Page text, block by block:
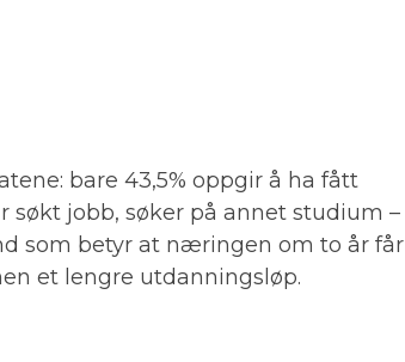
bare 43,5% oppgir å ha fått
søkt jobb, søker på annet studium –
som betyr at næringen om to år får
et lengre utdanningsløp.